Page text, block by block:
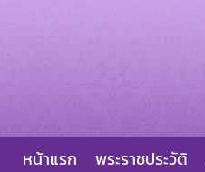
หน้าแรก พระราชประวัติ